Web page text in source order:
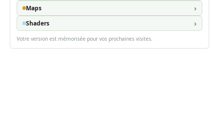
Maps
Shaders
Votre version est mémorisée pour vos prochaines visites.